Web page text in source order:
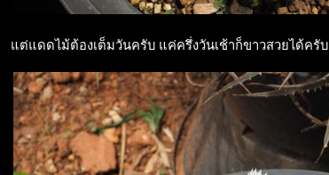
แต่แดดไม้ต้องเต็มวันครับ แค่ครึ่งวันเช้าก็ขาวสวยได้ครับ